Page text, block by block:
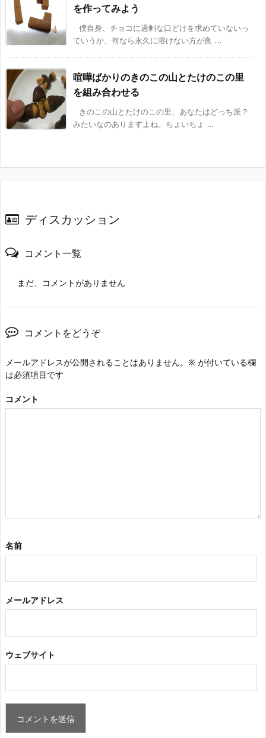
を作ってみよう
僕自身、チョコに過剰な口どけを求めていないっ
ていうか、何なら永久に溶けない方が良 ...
喧嘩ばかりのきのこの山とたけのこの里
を組み合わせる
きのこの山とたけのこの里、あなたはどっち派？
みたいなのありますよね。ちょいちょ ...
ディスカッション
コメント一覧
まだ、コメントがありません
コメントをどうぞ
メールアドレスが公開されることはありません。 ※ が付いている欄
は必須項目です
コメント
名前
メールアドレス
ウェブサイト